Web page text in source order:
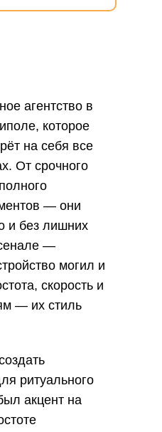
агентство в
которое
на себя все
От срочного
— они
и без лишних
—
могил и
скорость и
— их стиль
ритуального
акцент на